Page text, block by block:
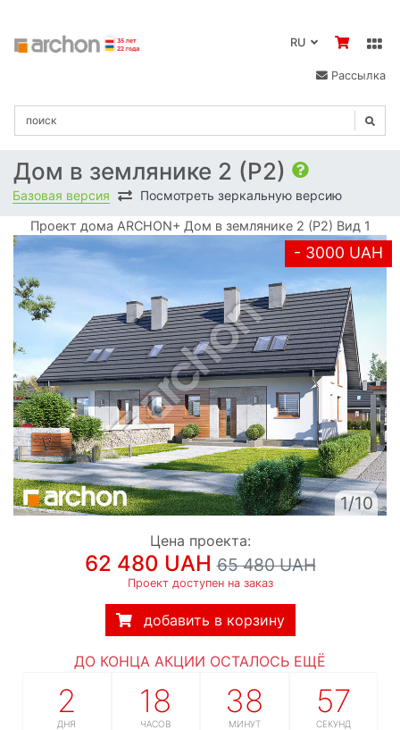
Рассылка
Дом в землянике 2 (Р2)
Базовая версия Посмотреть зеркальную версию
Проект дома ARCHON+ Дом в землянике 2 (Р2) Вид 1
- 3000 UAH
1/10
Цена проекта:
62 480 UAH65 480 UAH
Проект доступен на заказ
добавить в корзину
ДО КОНЦА АКЦИИ ОСТАЛОСЬ ЕЩЁ
2
ДНЯ
18
ЧАСОВ
38
МИНУТ
57
СЕКУНД